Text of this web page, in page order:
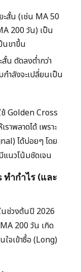
ะสั้น (เช่น MA 50
200 วัน) เป็น
นขาขึ้น
สั้น ตัดลงต่ำกว่า
ำลังจะเปลี่ยนเป็น
Golden Cross
าพลาดได้ เพราะ
ได้บ่อยๆ โดย
แนวโน้มชัดเจน
ำกำไร (และ
นช่วงต้นปี 2026
200 วัน เกิด
จเข้าซื้อ (Long)